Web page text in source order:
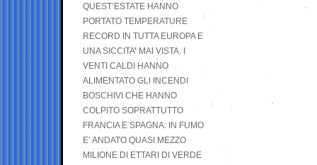
QUEST’ESTATE HANNO
PORTATO TEMPERATURE
RECORD IN TUTTA EUROPA E
UNA SICCITA’ MAI VISTA. I
VENTI CALDI HANNO
ALIMENTATO GLI INCENDI
BOSCHIVI CHE HANNO
COLPITO SOPRATTUTTO
FRANCIA E SPAGNA: IN FUMO
E’ ANDATO QUASI MEZZO
MILIONE DI ETTARI DI VERDE